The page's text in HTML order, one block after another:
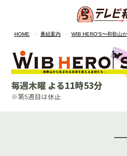
HOME 番組案内 WIB HERO'S〜和歌山
毎週木曜 よる11時53分
※第5週目は休止